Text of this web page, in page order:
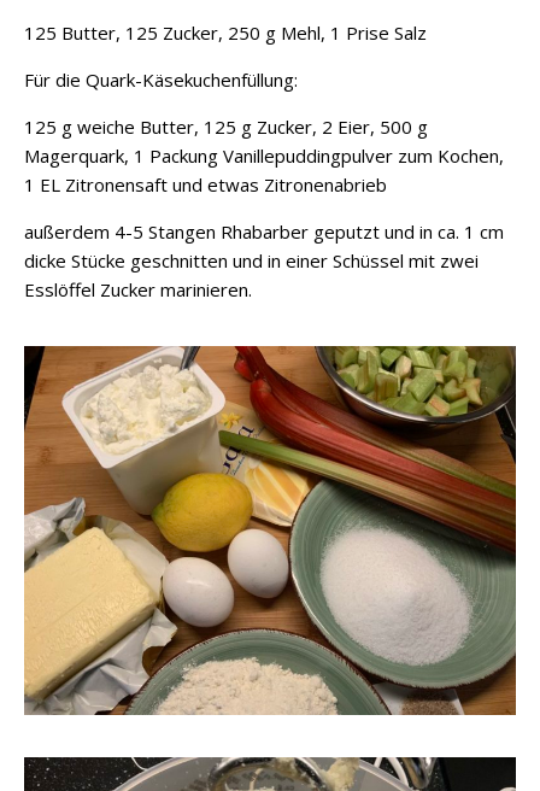
125 Butter, 125 Zucker, 250 g Mehl, 1 Prise Salz
Für die Quark-Käsekuchenfüllung:
125 g weiche Butter, 125 g Zucker, 2 Eier, 500 g
Magerquark, 1 Packung Vanillepuddingpulver zum Kochen,
1 EL Zitronensaft und etwas Zitronenabrieb
außerdem 4-5 Stangen Rhabarber geputzt und in ca. 1 cm
dicke Stücke geschnitten und in einer Schüssel mit zwei
Esslöffel Zucker marinieren.